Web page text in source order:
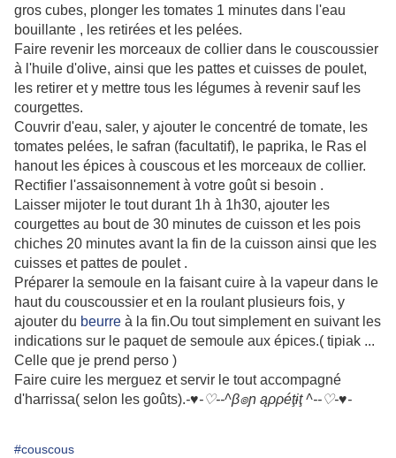
gros cubes, plonger les tomates 1 minutes dans l'eau
bouillante , les retirées et les pelées.
Faire revenir les morceaux de collier dans le couscoussier
à l'huile d'olive, ainsi que les pattes et cuisses de poulet,
les retirer et y mettre tous les légumes à revenir sauf les
courgettes.
Couvrir d'eau, saler, y ajouter le concentré de tomate, les
tomates pelées, le safran (facultatif), le paprika, le Ras el
hanout les épices à couscous et les morceaux de collier.
Rectifier l'assaisonnement à votre goût si besoin .
Laisser mijoter le tout durant 1h à 1h30, ajouter les
courgettes au bout de 30 minutes de cuisson et les pois
chiches 20 minutes avant la fin de la cuisson ainsi que les
cuisses et pattes de poulet .
Préparer la semoule en la faisant cuire à la vapeur dans le
haut du couscoussier et en la roulant plusieurs fois, y
ajouter du beurre à la fin.Ou tout simplement en suivant les
indications sur le paquet de semoule aux épices.( tipiak ...
Celle que je prend perso )
Faire cuire les merguez et servir le tout accompagné
d'harrissa( selon les goûts).-♥-♡--^β๏ɲ ąρρéţɨţ ^--♡-♥-
#couscous